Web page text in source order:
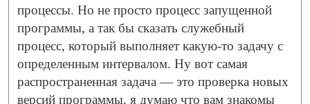
процессы. Но не просто процесс запущенной
программы, а так бы сказать служебный
процесс, который выполняет какую-то задачу с
определенным интервалом. Ну вот самая
распространенная задача — это проверка новых
версий программы, я думаю что вам знакомы